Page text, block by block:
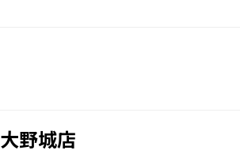
大野城店